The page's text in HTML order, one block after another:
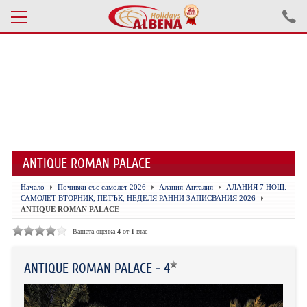
ЕКСКУРЗИИ САМОЛЕТ
ЕКСКУРЗИИ АВТОБУС
БЪЛГАРИЯ
ТУРЦИЯ С КОЛА
ANTIQUE ROMAN PALACE
Начало Почивки със самолет 2026 Алания-Анталия
АЛАНИЯ 7 НОЩ.
САМОЛЕТ ВТОРНИК, ПЕТЪК, НЕДЕЛЯ РАННИ ЗАПИСВАНИЯ 2026
ANTIQUE ROMAN PALACE
Вашата оценка 4от 1 глас
ANTIQUE ROMAN PALACE - 4